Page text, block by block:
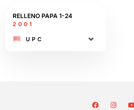
RELLENO PAPA​ 1-24
2001
UPC